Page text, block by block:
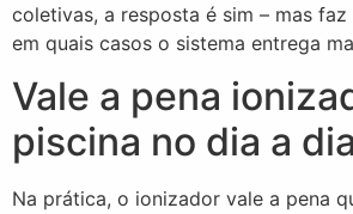
coletivas, a resposta é sim – mas
em quais casos o sistema entrega
Vale a pena
piscina no dia a
Na prática, o ionizador vale a pena